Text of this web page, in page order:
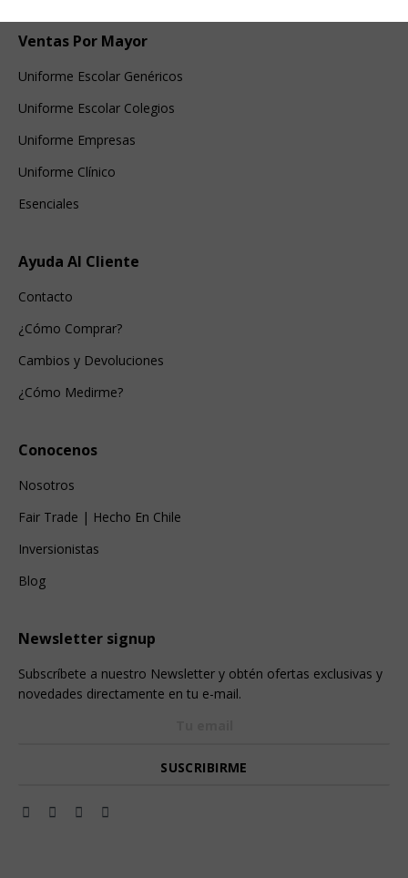
Ventas Por Mayor
Uniforme Escolar Genéricos
Uniforme Escolar Colegios
Uniforme Empresas
Uniforme Clínico
Esenciales
Ayuda Al Cliente
Contacto
¿Cómo Comprar?
Cambios y Devoluciones
¿Cómo Medirme?
Conocenos
Nosotros
Fair Trade | Hecho En Chile
Inversionistas
Blog
Newsletter signup
Subscríbete a nuestro Newsletter y obtén ofertas exclusivas y
novedades directamente en tu e-mail.